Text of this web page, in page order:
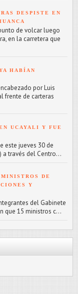
DESPISTE EN
de volcar luego
en la carretera que
HABÍAN
por Luis
frente de carteras
UCAYALI Y FUE
este jueves 30 de
través del Centro...
DE
Y
del Gabinete
que 15 ministros c...